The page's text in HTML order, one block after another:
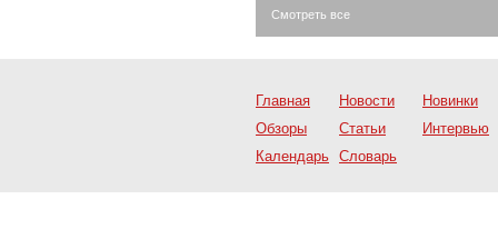
Смотреть все
Главная Новости
Новинки
Обзоры
Статьи
Интервью
Календарь Словарь